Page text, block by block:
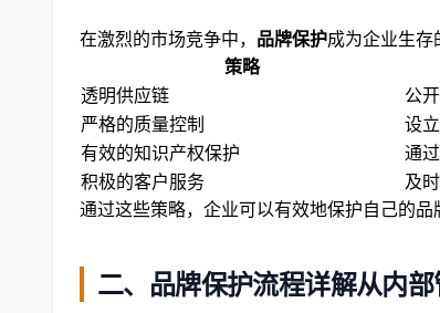
在激烈的市场竞争中， 品牌保护成为企业生存
策略
透明供应链
公
严格的质量控制
设
有效的知识产权保护
通
积极的客户服务
及
通过这些策略，企业可以有效地保护自己的品
二、品牌保护流程详解从内